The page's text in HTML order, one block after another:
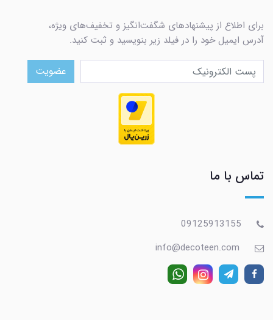
برای اطلاع از پیشنهادهای شگفت‌انگیز و تخفیف‌های ویژه،
آدرس ایمیل خود را در فیلد زیر بنویسید و ثبت کنید.
عضویت
تماس با ما